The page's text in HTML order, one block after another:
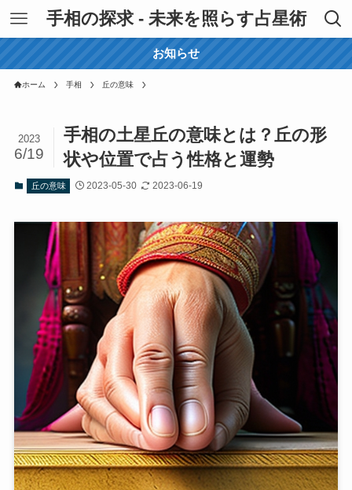
手相の探求 - 未来を照らす占星術
お知らせ
ホーム 手相 丘の意味
手相の土星丘の意味とは？丘の形
状や位置で占う性格と運勢
2023
6/19
丘の意味 2023-05-30 2023-06-19